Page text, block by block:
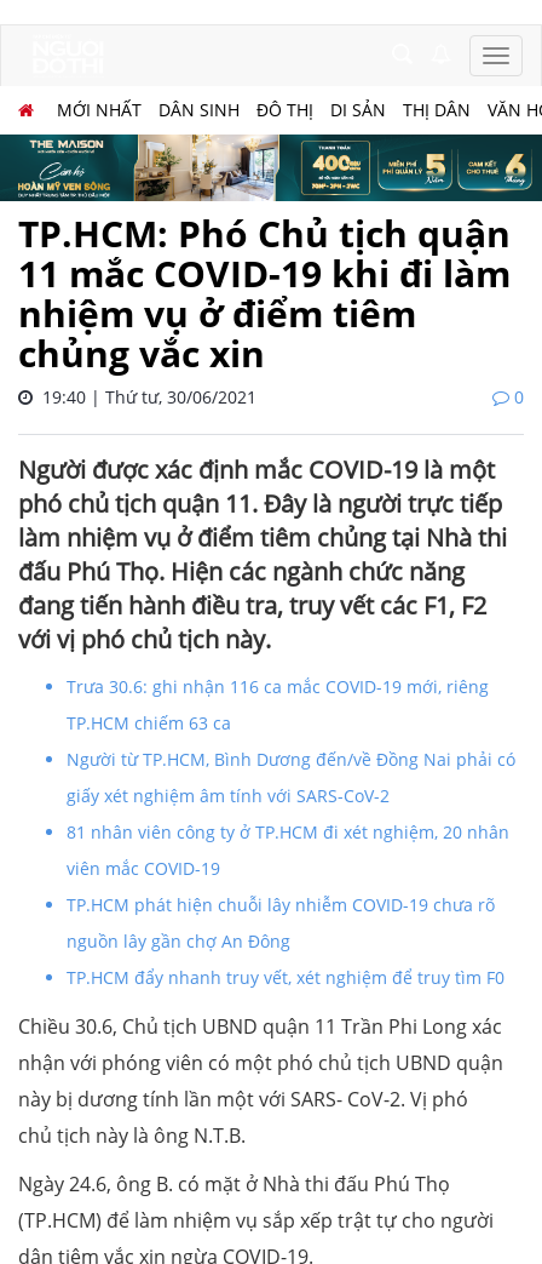
MỚI NHẤT DÂN SINH ĐÔ THỊ DI SẢN THỊ DÂN VĂN
TP.HCM: Phó Chủ tịch quận
11 mắc COVID-19 khi đi làm
nhiệm vụ ở điểm tiêm
chủng vắc xin
19:40 | Thứ tư, 30/06/2021 0
Người được xác định mắc COVID-19 là một
phó chủ tịch quận 11. Đây là người trực tiếp
làm nhiệm vụ ở điểm tiêm chủng tại Nhà thi
đấu Phú Thọ. Hiện các ngành chức năng
đang tiến hành điều tra, truy vết các F1, F2
với vị phó chủ tịch này.
Trưa 30.6: ghi nhận 116 ca mắc COVID-19 mới, riêng
TP.HCM chiếm 63 ca
Người từ TP.HCM, Bình Dương đến/về Đồng Nai phải có
giấy xét nghiệm âm tính với SARS-CoV-2
81 nhân viên công ty ở TP.HCM đi xét nghiệm, 20 nhân
viên mắc COVID-19
TP.HCM phát hiện chuỗi lây nhiễm COVID-19 chưa rõ
nguồn lây gần chợ An Đông
TP.HCM đẩy nhanh truy vết, xét nghiệm để truy tìm F0
Chiều 30.6, Chủ tịch UBND quận 11 Trần Phi Long xác
nhận với phóng viên có một phó chủ tịch UBND quận
này bị dương tính lần một với SARS- CoV-2. Vị phó
chủ tịch này là ông N.T.B.
Ngày 24.6, ông B. có mặt ở Nhà thi đấu Phú Thọ
(TP.HCM) để làm nhiệm vụ sắp xếp trật tự cho người
dân tiêm vắc xin ngừa COVID-19.